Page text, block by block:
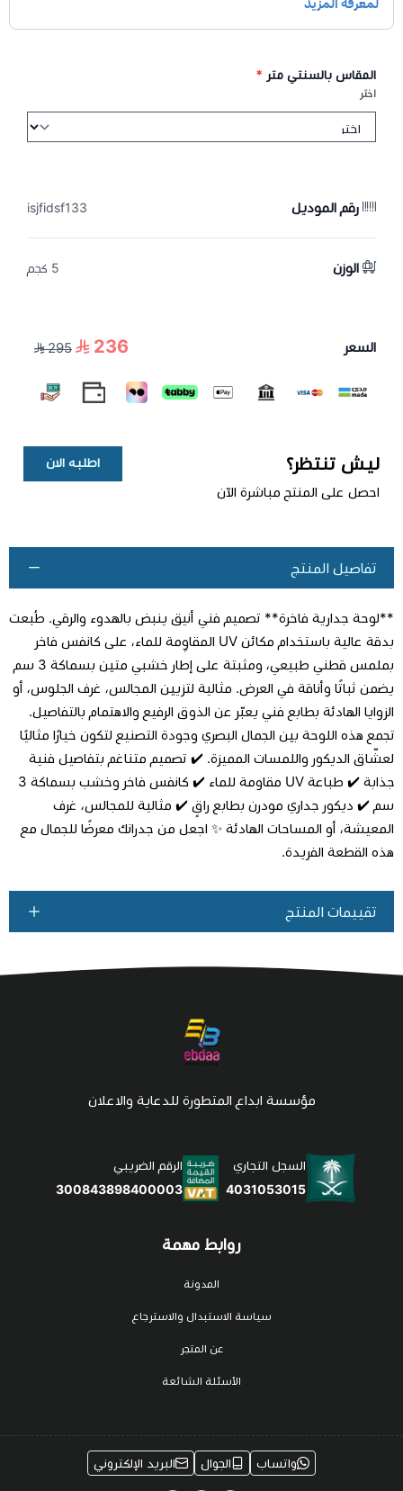
المقاس بالسنتي متر *
اختر
رقم الموديل isjfidsf133
الوزن 5 كجم
السعر 236
295
ليش تنتظر؟
احصل على المنتج مباشرة الآن
اطلبه الان
اطلب المنتج
تفاصيل المنتج
**لوحة جدارية فاخرة** تصميم فني أنيق ينبض بالهدوء والرقي. طُبعت
بدقة عالية باستخدام مكائن UV المقاوِمة للماء، على كانفس فاخر
بملمس قطني طبيعي، ومثبتة على إطار خشبي متين بسماكة 3 سم
يضمن ثباتًا وأناقة في العرض. مثالية لتزيين المجالس، غرف الجلوس، أو
الزوايا الهادئة بطابع فني يعبّر عن الذوق الرفيع والاهتمام بالتفاصيل.
تجمع هذه اللوحة بين الجمال البصري وجودة التصنيع لتكون خيارًا مثاليًا
لعشّاق الديكور واللمسات المميزة. ✔️ تصميم متناغم بتفاصيل فنية
جذابة ✔️ طباعة UV مقاومة للماء ✔️ كانفس فاخر وخشب بسماكة 3
سم ✔️ ديكور جداري مودرن بطابع راقٍ ✔️ مثالية للمجالس، غرف
المعيشة، أو المساحات الهادئة ✨ اجعل من جدرانك معرضًا للجمال مع
هذه القطعة الفريدة.
تقييمات المنتج
روابط مهمة
المدونة
سياسة الاستبدال والاسترجاع
عن المتجر
الأسئلة الشائعة
مؤسسة ابداع المتطورة للدعاية والاعلان
السجل التجاري
4031053015
الرقم الضريبي
300843898400003
واتساب الجوال البريد الإلكتروني